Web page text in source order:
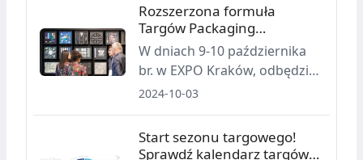
Innovations, które po raz
drugi odbywają się w
Krakowie. Wyjaśnia decyzję o
przeniesieniu targów z
Warszawy do Krakowa. Ewa
Woch podkreśla, że
współczesne targi to nie tylko
tradycyjne wystawy stoisk, ale
Rozszerzona formuła
Targów Packaging
Innovations już 9-10
października
W dniach 9-10 października
br. w EXPO Kraków, odbędzie
się 16. edycja Packaging
miejsca dla branży opakowań
i fleksograficznej, a także
2024-10-03
Start sezonu targowego!
Sprawdź kalendarz targów